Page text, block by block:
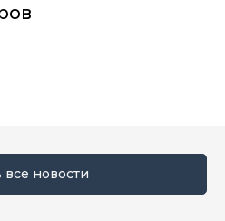
все новости